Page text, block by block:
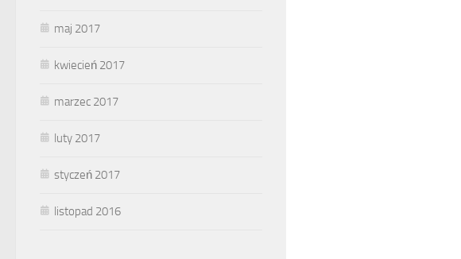
maj 2017
kwiecień 2017
marzec 2017
luty 2017
styczeń 2017
listopad 2016